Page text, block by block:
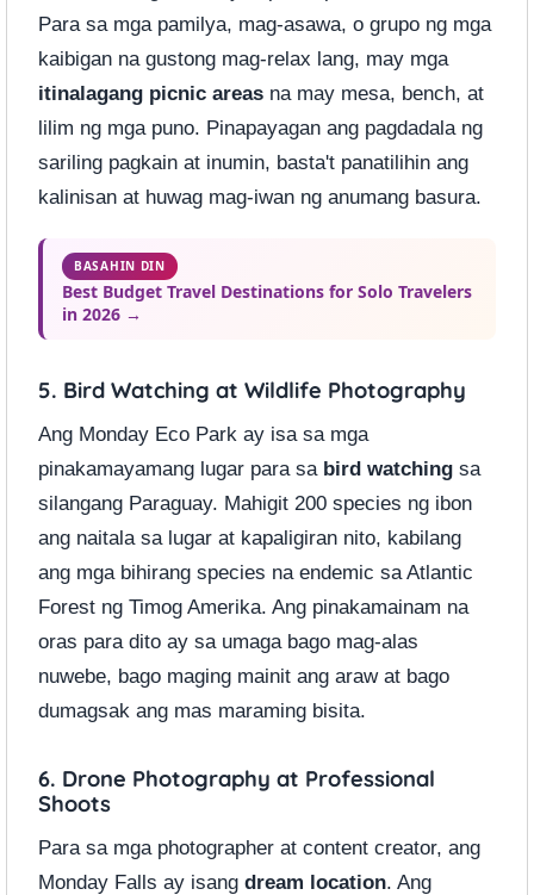
Para sa mga pamilya, mag-asawa, o grupo ng mga
kaibigan na gustong mag-relax lang, may mga
itinalagang picnic areas na may mesa, bench, at
lilim ng mga puno. Pinapayagan ang pagdadala ng
sariling pagkain at inumin, basta't panatilihin ang
kalinisan at huwag mag-iwan ng anumang basura.
BASAHIN DIN
Best Budget Travel Destinations for Solo Travelers
in 2026 →
5. Bird Watching at Wildlife Photography
Ang Monday Eco Park ay isa sa mga
pinakamayamang lugar para sa bird watching sa
silangang Paraguay. Mahigit 200 species ng ibon
ang naitala sa lugar at kapaligiran nito, kabilang
ang mga bihirang species na endemic sa Atlantic
Forest ng Timog Amerika. Ang pinakamainam na
oras para dito ay sa umaga bago mag-alas
nuwebe, bago maging mainit ang araw at bago
dumagsak ang mas maraming bisita.
6. Drone Photography at Professional
Shoots
Para sa mga photographer at content creator, ang
Monday Falls ay isang dream location. Ang